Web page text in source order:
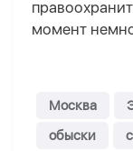
момент
Москва
обыски